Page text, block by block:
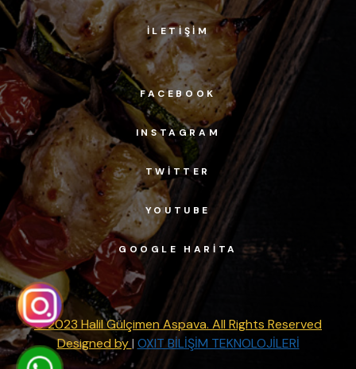
İLETIŞIM
FACEBOOK
INSTAGRAM
TWITTER
YOUTUBE
GOOGLE HARITA
© 2023 Halil Gülçimen Aspava. All Rights Reserved
Designed by| OXIT BİLİŞİM TEKNOLOJİLERİ